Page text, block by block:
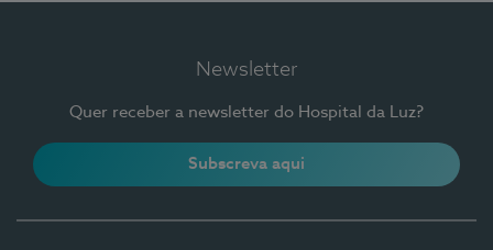
Newsletter
Quer receber a newsletter do Hospital da Luz?
Subscreva aqui